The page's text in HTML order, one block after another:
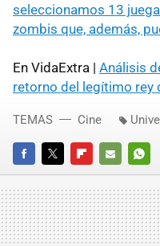
seleccionamos 13
zombis que, además,
En VidaExtra | Análisis
retorno del legítimo
FACEBOOKTWITTERFLIPBOARD
E-
MAIL
TEMAS Cine